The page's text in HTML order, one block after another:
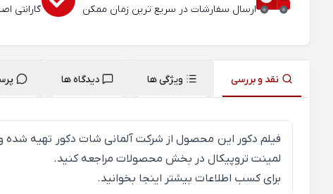
ارسال سفارشات در سریع ترین زمان ممکن
گارانتی
نقد و بررسی ویژگی ها دیدگاه ها
فیلم دکور این محصول از شرکت آلمانی شات دکور تهیه
لمینت تروپیکال در بخش محصولات مراجعه کنید.
برای کسب اطلاعات بیشتر اینجا بخوانید.